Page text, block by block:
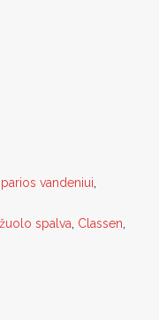
vandeniui
spalva Classen